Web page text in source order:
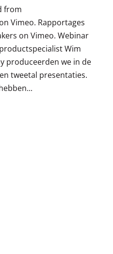
from
Vimeo. Rapportages
on Vimeo. Webinar
Wim
produceerden we in de
tweetal presentaties.